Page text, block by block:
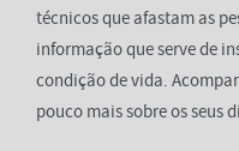
técnicos que afastam as
informação que serve de
condição de vida.
pouco mais sobre os seus